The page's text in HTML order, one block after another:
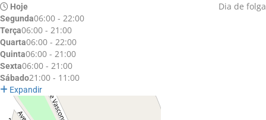
Hoje Dia de folga
Segunda06:00 - 22:00
Terça06:00 - 21:00
Quarta06:00 - 22:00
Quinta06:00 - 21:00
Sexta06:00 - 21:00
Sábado21:00 - 11:00
Expandir